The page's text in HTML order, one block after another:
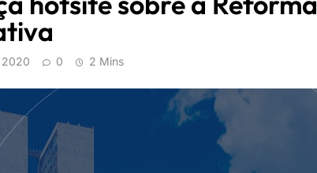
2020 0 2 Mins